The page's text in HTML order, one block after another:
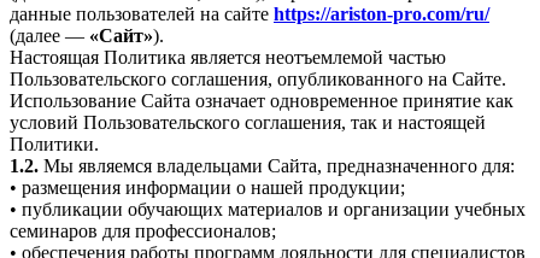
данные пользователей на сайте https://ariston-pro.com/ru/
(далее — «Сайт»).
Настоящая Политика является неотъемлемой частью
Пользовательского соглашения, опубликованного на Сайте.
Использование Сайта означает одновременное принятие как
условий Пользовательского соглашения, так и настоящей
Политики.
1.2. Мы являемся владельцами Сайта, предназначенного для:
• размещения информации о нашей продукции;
• публикации обучающих материалов и организации учебных
семинаров для профессионалов;
• обеспечения работы программ лояльности для специалистов